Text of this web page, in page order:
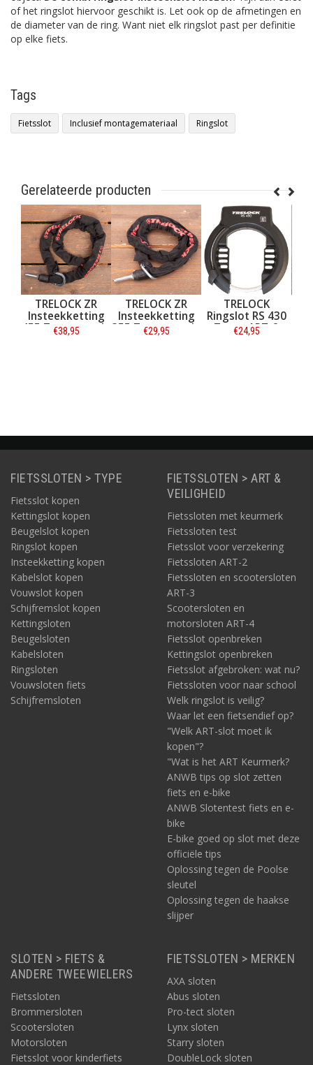
of het ringslot hiervoor geschikt is. Let ook op de afmetingen en
de diameter van de ring. Want niet elk ringslot past per definitie
op elke fiets.
Tags
Fietsslot Inclusief montagemateriaal Ringslot
Gerelateerde producten
-
TRELOCK ZR
Insteekketting
355 Zwart-rood -
100 cm
€29,95
TRELOCK
Ringslot RS 430
Zwart ART-2
€24,95
TRELOCK RS453
Ringslot P-O-C
Ballon Zwart
ART-2
€29,95
FIETSSLOTEN > TYPE
Fietsslot kopen
Kettingslot kopen
Beugelslot kopen
Ringslot kopen
Insteekketting kopen
Kabelslot kopen
Vouwslot kopen
Schijfremslot kopen
Kettingsloten
Beugelsloten
Kabelsloten
Ringsloten
Vouwsloten fiets
Schijfremsloten
FIETSSLOTEN > ART &
VEILIGHEID
Fietssloten met keurmerk
Fietssloten test
Fietsslot voor verzekering
Fietssloten ART-2
Fietssloten en scootersloten
ART-3
Scootersloten en
motorsloten ART-4
Fietsslot openbreken
Kettingslot openbreken
Fietsslot afgebroken: wat nu?
Fietssloten voor naar school
Welk ringslot is veilig?
Waar let een fietsendief op?
"Welk ART-slot moet ik
kopen"?
"Wat is het ART Keurmerk?
ANWB tips op slot zetten
fiets en e-bike
ANWB Slotentest fiets en e-
bike
E-bike goed op slot met deze
officiële tips
Oplossing tegen de Poolse
sleutel
Oplossing tegen de haakse
slijper
SLOTEN > FIETS &
ANDERE TWEEWIELERS
Fietssloten
Brommersloten
Scootersloten
Motorsloten
Fietsslot voor kinderfiets
FIETSSLOTEN > MERKEN
AXA sloten
Abus sloten
Pro-tect sloten
Lynx sloten
Starry sloten
DoubleLock sloten